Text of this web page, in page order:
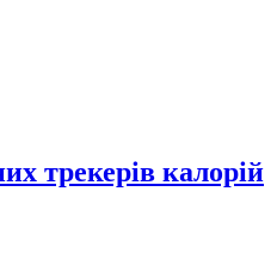
трекерів калорій